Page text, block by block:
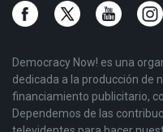
Democracy Now! es una
dedicada a la producción de
financiamiento publicitario,
Dependemos de las